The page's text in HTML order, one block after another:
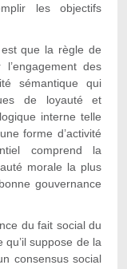
les objectifs
que la règle de
des
sémantique qui
de loyauté et
interne telle
forme d’activité
comprend la
morale la plus
gouvernance
du fait social du
suppose de la
consensus social